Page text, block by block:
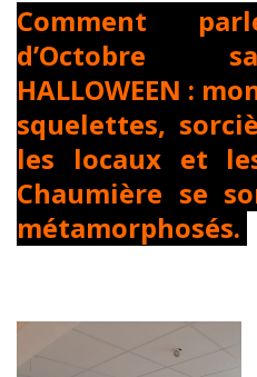
Comment
d’Octobre
HALLOWEEN :
squelettes,
les locaux et
Chaumière se
métamorphosés.